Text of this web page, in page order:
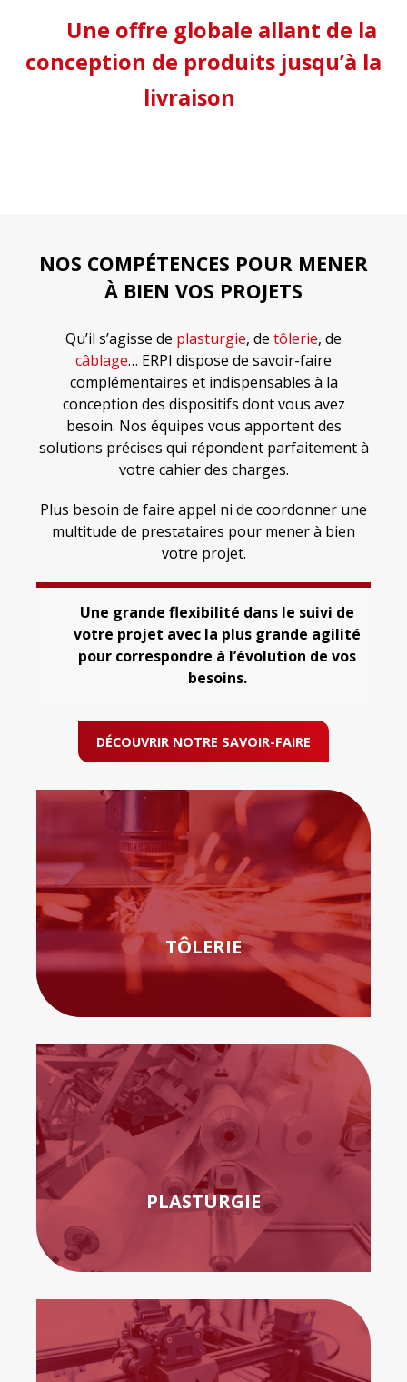
Une offre globale allant de la
conception de produits jusqu’à la
livraison
NOS COMPÉTENCES POUR MENER
À BIEN VOS PROJETS
Qu’il s’agisse de plasturgie, de tôlerie, de
câblage… ERPI dispose de savoir-faire
complémentaires et indispensables à la
conception des dispositifs dont vous avez
besoin. Nos équipes vous apportent des
solutions précises qui répondent parfaitement à
votre cahier des charges.
Plus besoin de faire appel ni de coordonner une
multitude de prestataires pour mener à bien
votre projet.
Une grande flexibilité dans le suivi de
votre projet avec la plus grande agilité
pour correspondre à l’évolution de vos
besoins.
DÉCOUVRIR NOTRE SAVOIR-FAIRE
TÔLERIE
PLASTURGIE